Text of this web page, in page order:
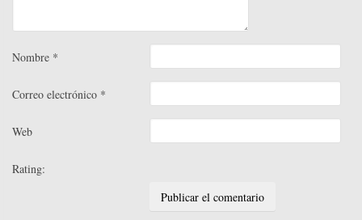
Nombre *
Correo electrónico *
Web
Rating: